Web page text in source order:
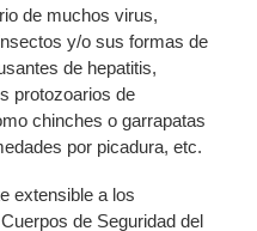
de muchos virus,
y/o sus formas de
de hepatitis,
protozoarios de
chinches o garrapatas
por picadura, etc.
extensible a los
de Seguridad del